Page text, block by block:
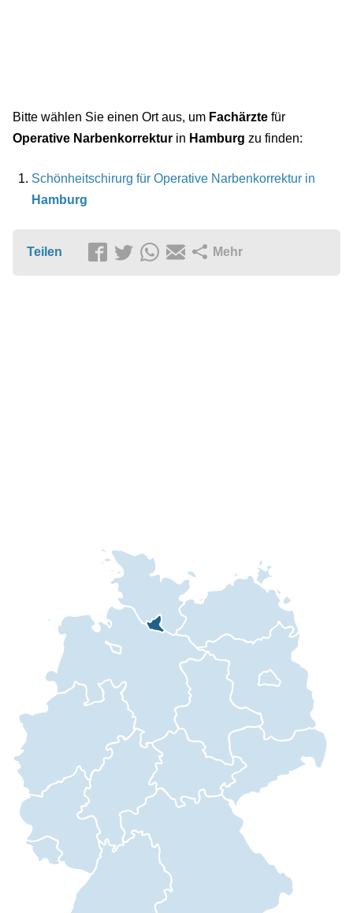
Bitte wählen Sie einen Ort aus, um Fachärzte für
Operative Narbenkorrektur in Hamburg zu finden:
Schönheitschirurg für Operative Narbenkorrektur in
Hamburg
Teilen Mehr